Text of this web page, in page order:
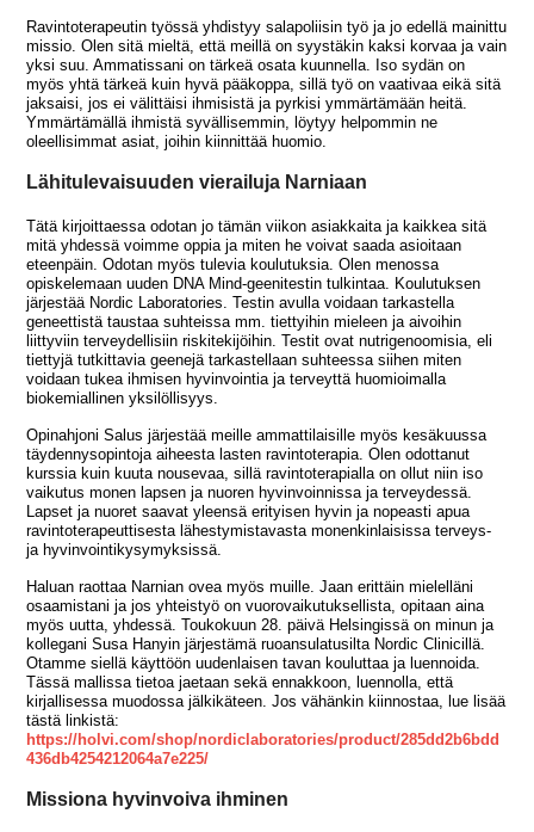
Ravintoterapeutin työssä yhdistyy salapoliisin työ ja jo edellä mainittu
missio. Olen sitä mieltä, että meillä on syystäkin kaksi korvaa ja vain
yksi suu. Ammatissani on tärkeä osata kuunnella. Iso sydän on
myös yhtä tärkeä kuin hyvä pääkoppa, sillä työ on vaativaa eikä sitä
jaksaisi, jos ei välittäisi ihmisistä ja pyrkisi ymmärtämään heitä.
Ymmärtämällä ihmistä syvällisemmin, löytyy helpommin ne
oleellisimmat asiat, joihin kiinnittää huomio.
Lähitulevaisuuden vierailuja Narniaan
Tätä kirjoittaessa odotan jo tämän viikon asiakkaita ja kaikkea sitä
mitä yhdessä voimme oppia ja miten he voivat saada asioitaan
eteenpäin. Odotan myös tulevia koulutuksia. Olen menossa
opiskelemaan uuden DNA Mind-geenitestin tulkintaa. Koulutuksen
järjestää Nordic Laboratories. Testin avulla voidaan tarkastella
geneettistä taustaa suhteissa mm. tiettyihin mieleen ja aivoihin
liittyviin terveydellisiin riskitekijöihin. Testit ovat nutrigenoomisia, eli
tiettyjä tutkittavia geenejä tarkastellaan suhteessa siihen miten
voidaan tukea ihmisen hyvinvointia ja terveyttä huomioimalla
biokemiallinen yksilöllisyys.
Opinahjoni Salus järjestää meille ammattilaisille myös kesäkuussa
täydennysopintoja aiheesta lasten ravintoterapia. Olen odottanut
kurssia kuin kuuta nousevaa, sillä ravintoterapialla on ollut niin iso
vaikutus monen lapsen ja nuoren hyvinvoinnissa ja terveydessä.
Lapset ja nuoret saavat yleensä erityisen hyvin ja nopeasti apua
ravintoterapeuttisesta lähestymistavasta monenkinlaisissa terveys-
ja hyvinvointikysymyksissä.
Haluan raottaa Narnian ovea myös muille. Jaan erittäin mielelläni
osaamistani ja jos yhteistyö on vuorovaikutuksellista, opitaan aina
myös uutta, yhdessä. Toukokuun 28. päivä Helsingissä on minun ja
kollegani Susa Hanyin järjestämä ruoansulatusilta Nordic Clinicillä.
Otamme siellä käyttöön uudenlaisen tavan kouluttaa ja luennoida.
Tässä mallissa tietoa jaetaan sekä ennakkoon, luennolla, että
kirjallisessa muodossa jälkikäteen. Jos vähänkin kiinnostaa, lue lisää
tästä linkistä:
https://holvi.com/shop/nordiclaboratories/product/285dd2b6bdd
436db4254212064a7e225/
Missiona hyvinvoiva ihminen